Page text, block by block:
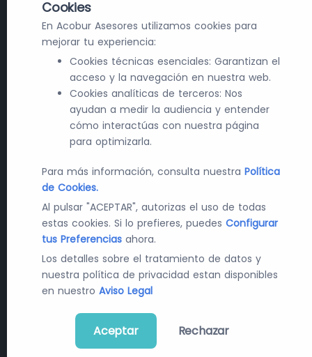
Cookies
En Acobur Asesores utilizamos cookies para
mejorar tu experiencia:
Cookies técnicas esenciales: Garantizan el
acceso y la navegación en nuestra web.
Cookies analíticas de terceros: Nos
ayudan a medir la audiencia y entender
cómo interactúas con nuestra página
para optimizarla.
Para más información, consulta nuestra Política
de Cookies.
Al pulsar "ACEPTAR", autorizas el uso de todas
estas cookies. Si lo prefieres, puedes Configurar
tus Preferencias ahora.
Los detalles sobre el tratamiento de datos y
nuestra política de privacidad estan disponibles
en nuestro Aviso Legal
Aceptar Rechazar